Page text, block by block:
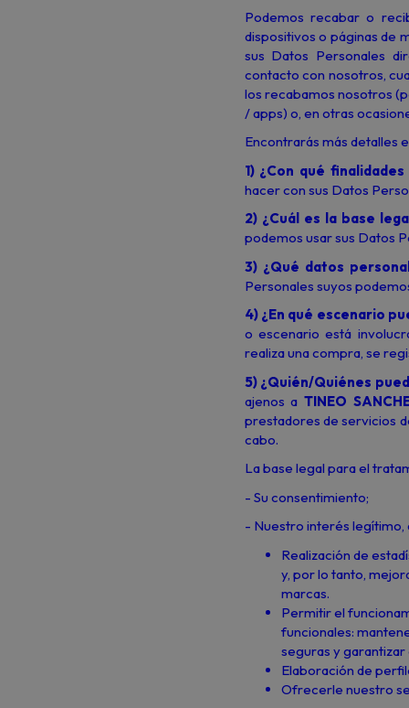
Podemos recabar o
dispositivos o páginas de
sus Datos Personales
contacto con nosotros,
los recabamos nosotros
/ apps) o, en otras
Encontrarás más detalles
1) ¿Con qué
hacer con sus Datos
2) ¿Cuál es la base
podemos usar sus Datos
3) ¿Qué datos
Personales suyos
4) ¿En qué escenario
o escenario está
realiza una compra, se
5) ¿Quién/Quiénes
ajenos a TINEO
prestadores de servicios
cabo.
La base legal para el
- Su consentimiento;
- Nuestro interés legítimo,
Realización de
y, por lo tanto,
marcas.
Permitir el
funcionales:
seguras y
Elaboración de
Ofrecerle nuestro